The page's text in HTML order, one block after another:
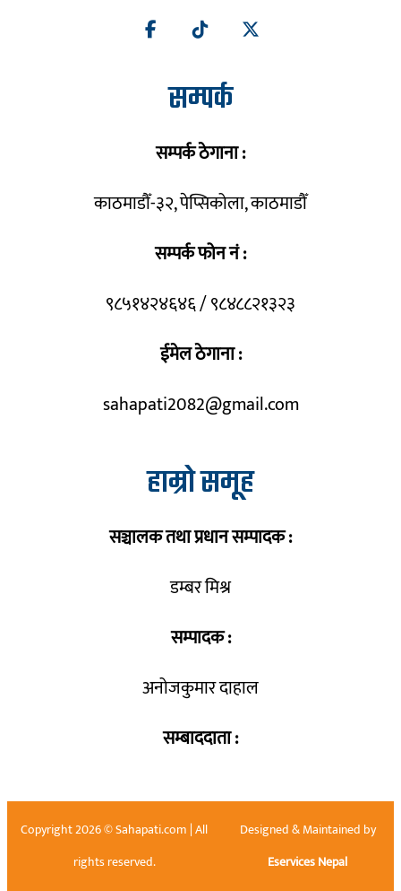
सम्पर्क
सम्पर्क ठेगाना :
काठमाडौँ-३२, पेप्सिकोला, काठमाडौँ
सम्पर्क फोन नं :
९८५१४२४६४६ / ९८४८८२१३२३
ईमेल ठेगाना :
sahapati2082@gmail.com
हाम्रो समूह
सञ्चालक तथा प्रधान सम्पादक :
डम्बर मिश्र
सम्पादक :
अनोजकुमार दाहाल
सम्बाददाता :
Copyright 2026 © Sahapati.com | All
rights reserved.
Designed & Maintained by
Eservices Nepal